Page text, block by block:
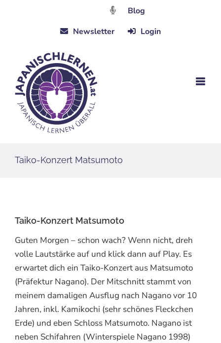
Blog
Newsletter
Login
Taiko-Konzert Matsumoto
Taiko-Konzert Matsumoto
Guten Morgen – schon wach? Wenn nicht, dreh
volle Lautstärke auf und klick dann auf Play. Es
erwartet dich ein Taiko-Konzert aus Matsumoto
(Präfektur Nagano). Der Mitschnitt stammt von
meinem damaligen Ausflug nach Nagano vor 10
Jahren, inkl. Kamikochi (sehr schönes Fleckchen
Erde) und eben Schloss Matsumoto. Nagano ist
neben Schifahren (Winterspiele Nagano 1998)